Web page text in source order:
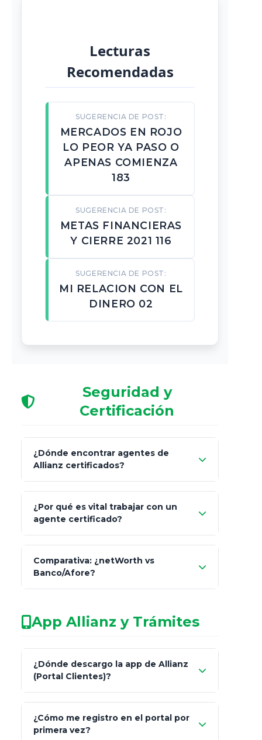
Lecturas
Recomendadas
SUGERENCIA DE POST:
MERCADOS EN ROJO
LO PEOR YA PASO O
APENAS COMIENZA
183
SUGERENCIA DE POST:
METAS FINANCIERAS
Y CIERRE 2021 116
SUGERENCIA DE POST:
MI RELACION CON EL
DINERO 02
Seguridad y
Certificación
¿Dónde encontrar agentes de
Allianz certificados?
Seguros y Fianzas (CNSF)
netWorth
patrimonio con asesores informales en
redes sociales.
¿Por qué es vital trabajar con un
agente certificado?
consultor técnico
legalmente facultado
Comparativa: ¿netWorth vs
Banco/Afore?
Característica netWorth (Certificado)
Fiscalidad Estrategia Art. 151 / 93
App Allianz y Trámites
¿Dónde descargo la app de Allianz
(Portal Clientes)?
Client"
¿Cómo me registro en el portal por
primera vez?